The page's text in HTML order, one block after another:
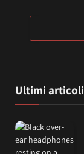
Ultimi articoli